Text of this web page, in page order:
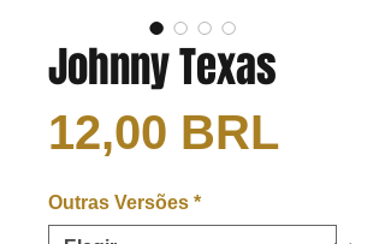
Johnny Texas
12,00 BRL
Outras Versões *